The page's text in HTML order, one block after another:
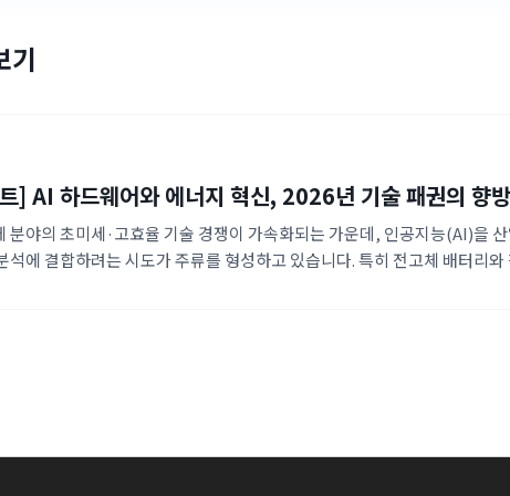
기
] AI 하드웨어와 에너지 혁신, 2026년 기술 패권의 향방
분야의 초미세·고효율 기술 경쟁이 가속화되는 가운데, 인공지능(AI)을 산
석에 결합하려는 시도가 주류를 형성하고 있습니다. 특히 전고체 배터리와